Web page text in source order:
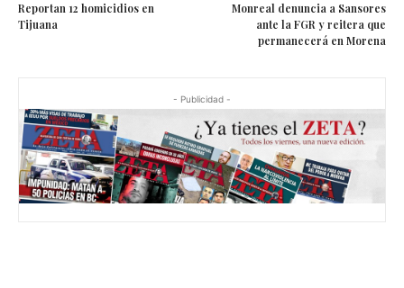
Reportan 12 homicidios en
Tijuana
Monreal denuncia a Sansores
ante la FGR y reitera que
permanecerá en Morena
- Publicidad -